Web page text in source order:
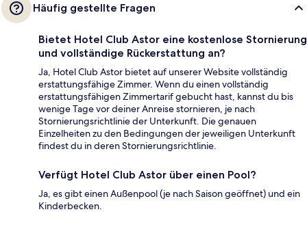
Häufig gestellte Fragen
Bietet Hotel Club Astor eine kostenlose Stornierung
und vollständige Rückerstattung an?
Ja, Hotel Club Astor bietet auf unserer Website vollständig
erstattungsfähige Zimmer. Wenn du einen vollständig
erstattungsfähigen Zimmertarif gebucht hast, kannst du bis
wenige Tage vor deiner Anreise stornieren, je nach
Stornierungsrichtlinie der Unterkunft. Die genauen
Einzelheiten zu den Bedingungen der jeweiligen Unterkunft
findest du in deren Stornierungsrichtlinie.
Verfügt Hotel Club Astor über einen Pool?
Ja, es gibt einen Außenpool (je nach Saison geöffnet) und ein
Kinderbecken.